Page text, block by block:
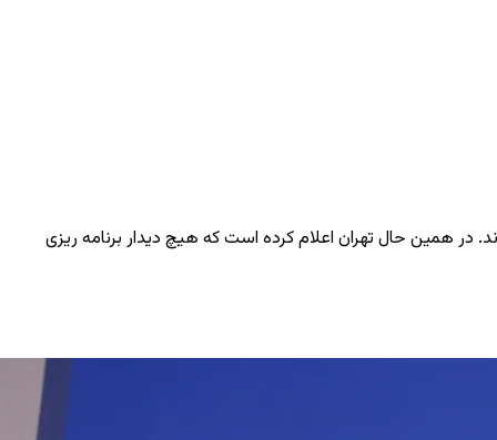
در همین حال تهران اعلام کرده است که هیچ دیدار برنامه ‌ریزی